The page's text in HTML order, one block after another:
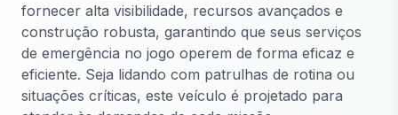
fornecer alta visibilidade, recursos avançados e
construção robusta, garantindo que seus serviços
de emergência no jogo operem de forma eficaz e
eficiente. Seja lidando com patrulhas de rotina ou
situações críticas, este veículo é projetado para